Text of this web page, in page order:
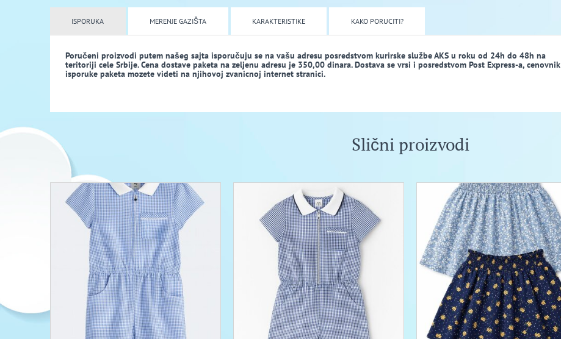
ISPORUKA MERENJE GAZIŠTA KARAKTERISTIKE KAKO PORUCITI?
Poručeni proizvodi putem našeg sajta isporučuju se na vašu adresu posredstvom kurirske službe AKS u roku od 24h do 48h na
teritoriji cele Srbije. Cena dostave paketa na zeljenu adresu je 350,00 dinara. Dostava se vrsi i posredstvom Post Express-a, cenovnik
isporuke paketa mozete videti na njihovoj zvanicnoj internet stranici.
Slični proizvodi